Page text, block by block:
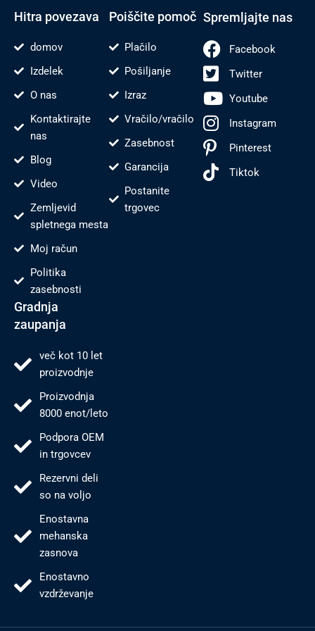
Hitra povezava
domov
Izdelek
O nas
Kontaktirajte
nas
Blog
Video
Zemljevid
spletnega mesta
Moj račun
Politika
zasebnosti
Poiščite pomoč
Plačilo
Pošiljanje
Izraz
Vračilo/vračilo
Zasebnost
Garancija
Postanite
trgovec
Spremljajte nas
Facebook
Twitter
Youtube
Instagram
Pinterest
Tiktok
Gradnja
zaupanja
več kot 10 let
proizvodnje
Proizvodnja
8000 enot/leto
Podpora OEM
in trgovcev
Rezervni deli
so na voljo
Enostavna
mehanska
zasnova
Enostavno
vzdrževanje